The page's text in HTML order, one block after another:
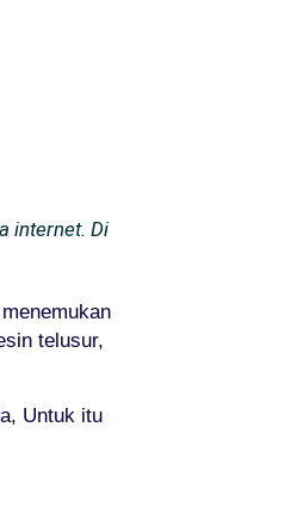
internet. Di
telusur,
Untuk itu